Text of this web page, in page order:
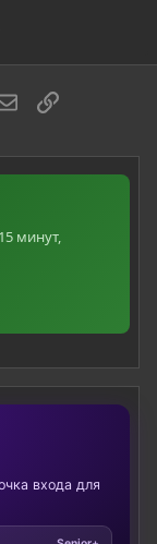
Электронная
Ссылка
минут,
входа для